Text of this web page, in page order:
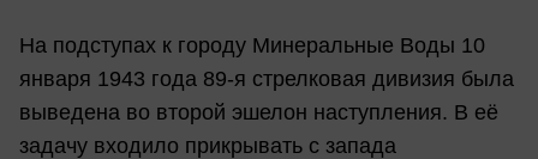
На подступах к городу Минеральные Воды 10
января 1943 года 89-я стрелковая дивизия была
выведена во второй эшелон наступления. В её
задачу входило прикрывать с запада